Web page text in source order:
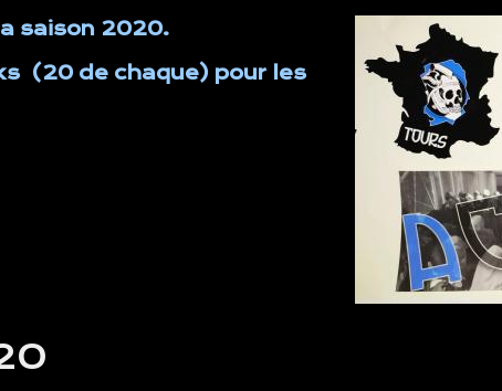
saison 2020.
(20 de chaque) pour les